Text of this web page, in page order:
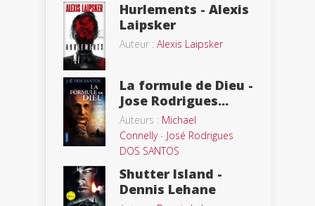
Hurlements - Alexis
Laipsker
Auteur : Alexis Laipsker
La formule de Dieu -
Jose Rodrigues...
Auteurs : Michael
Connelly- José Rodrigues
DOS SANTOS
Shutter Island -
Dennis Lehane